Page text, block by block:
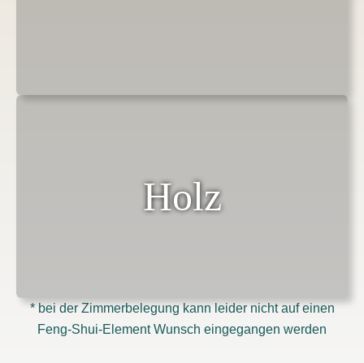
Holz
* bei der Zimmerbelegung kann leider nicht auf einen
Feng-Shui-Element Wunsch eingegangen werden